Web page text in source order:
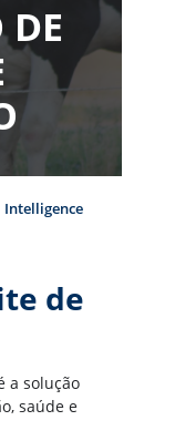
DE
Intelligence
de
a solução
saúde e